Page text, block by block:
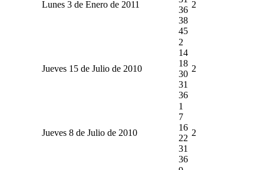
Lunes 3 de Enero de 2011
36
38
45
2
Jueves 15 de Julio de 2010
2
14
18
30
31
36
2
Jueves 8 de Julio de 2010
1
7
16
22
31
36
2